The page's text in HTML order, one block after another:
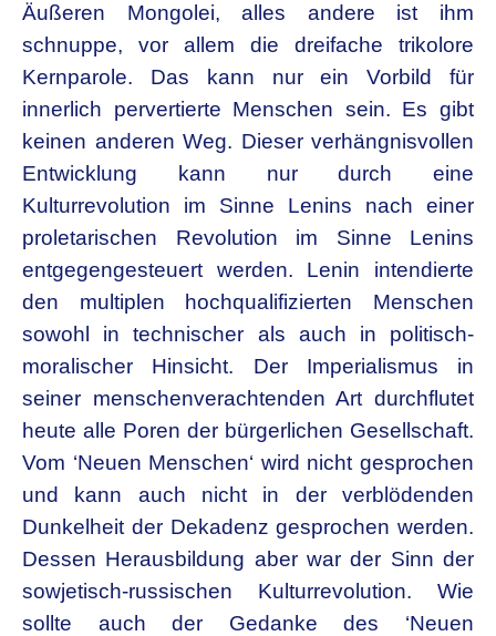
Äußeren Mongolei, alles andere ist ihm
schnuppe, vor allem die dreifache trikolore
Kernparole. Das kann nur ein Vorbild für
innerlich pervertierte Menschen sein. Es gibt
keinen anderen Weg. Dieser verhängnisvollen
Entwicklung kann nur durch eine
Kulturrevolution im Sinne Lenins nach einer
proletarischen Revolution im Sinne Lenins
entgegengesteuert werden. Lenin intendierte
den multiplen hochqualifizierten Menschen
sowohl in technischer als auch in politisch-
moralischer Hinsicht. Der Imperialismus in
seiner menschenverachtenden Art durchflutet
heute alle Poren der bürgerlichen Gesellschaft.
Vom ‘Neuen Menschen‘ wird nicht gesprochen
und kann auch nicht in der verblödenden
Dunkelheit der Dekadenz gesprochen werden.
Dessen Herausbildung aber war der Sinn der
sowjetisch-russischen Kulturrevolution. Wie
sollte auch der Gedanke des ‘Neuen